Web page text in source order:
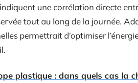
une corrélation directe
tout au long de la journée.
permettrait d’optimiser
plastique : dans quels cas la